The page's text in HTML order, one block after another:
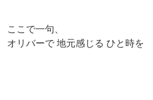
ここで一句、
オリバーで 地元感じる ひと時を